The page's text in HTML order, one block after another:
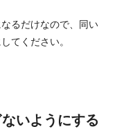
るだけなので、同い
てください。
いようにする